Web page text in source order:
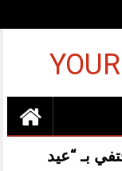
بـ “عيد